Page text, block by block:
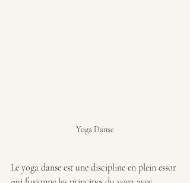
Yoga Danse
Le yoga danse est une discipline en plein essor